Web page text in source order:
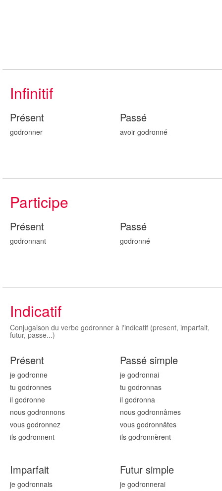
Infinitif
Présent
godronner
Passé
avoir godronné
Participe
Présent
godronnant
Passé
godronné
Indicatif
Conjugaison du verbe godronner à l'indicatif (present, imparfait,
futur, passe...)
Présent
je godronne
tu godronnes
il godronne
nous godronnons
vous godronnez
ils godronnent
Passé simple
je godronnai
tu godronnas
il godronna
nous godronnâmes
vous godronnâtes
ils godronnèrent
Imparfait
je godronnais
Futur simple
je godronnerai